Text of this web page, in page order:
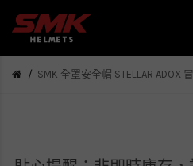
SMK 全罩安全帽 STELLAR ADOX